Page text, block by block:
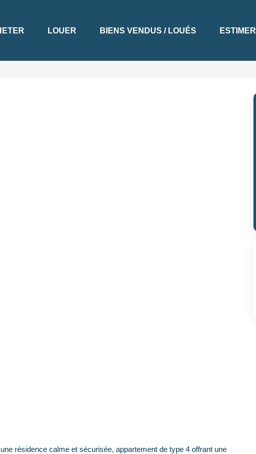
LOUER BIENS VENDUS / LOUÉS ESTIMER
résidence calme et sécurisée, appartement de type 4 offrant une